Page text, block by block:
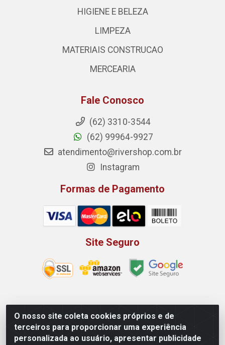
O nosso site coleta cookies próprios e de
terceiros para proporcionar uma experiência
personalizada ao usuário, apresentar publicidade
HIGIENE E BELEZA
LIMPEZA
MATERIAIS CONSTRUCAO
MERCEARIA
Fale Conosco
(62) 3310-3544
(62) 99964-9927
atendimento@rivershop.com.br
Instagram
Formas de Pagamento
Site Seguro
Rio Vermelho Distribuição de Alimentos LTDA - Rodovia
BR, 153, KM 52 N 00 QD 00 LT 16 - Bairro Jardim
Eldorado, Anápolis/GO - CEP 75.045-190 - CNPJ